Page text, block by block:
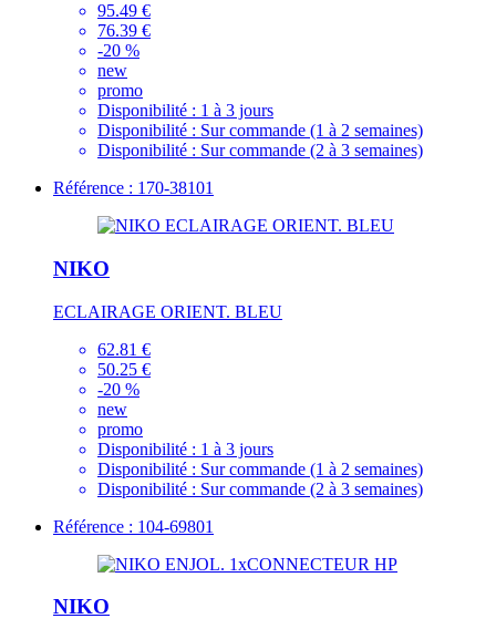
95.49 €
76.39 €
-20 %
new
promo
Disponibilité : 1 à 3 jours
Disponibilité : Sur commande (1 à 2 semaines)
Disponibilité : Sur commande (2 à 3 semaines)
Référence : 170-38101
NIKO
ECLAIRAGE ORIENT. BLEU
62.81 €
50.25 €
-20 %
new
promo
Disponibilité : 1 à 3 jours
Disponibilité : Sur commande (1 à 2 semaines)
Disponibilité : Sur commande (2 à 3 semaines)
Référence : 104-69801
NIKO